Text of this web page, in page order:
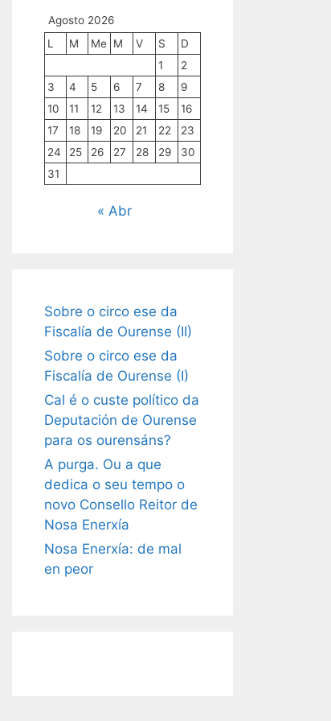
Agosto 2026
L
M Me M V S
D
1
2
3
4 5 6 7 8
9
10
11 12 13 14 15
16
17
18 19 20 21 22
23
24
25 26 27 28 29
30
31
« Abr
Sobre o circo ese da
Fiscalía de Ourense (II)
Sobre o circo ese da
Fiscalía de Ourense (I)
Cal é o custe político da
Deputación de Ourense
para os ourensáns?
A purga. Ou a que
dedica o seu tempo o
novo Consello Reitor de
Nosa Enerxía
Nosa Enerxía: de mal
en peor